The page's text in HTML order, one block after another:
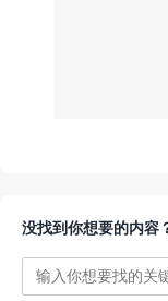
没找到你想要的内容